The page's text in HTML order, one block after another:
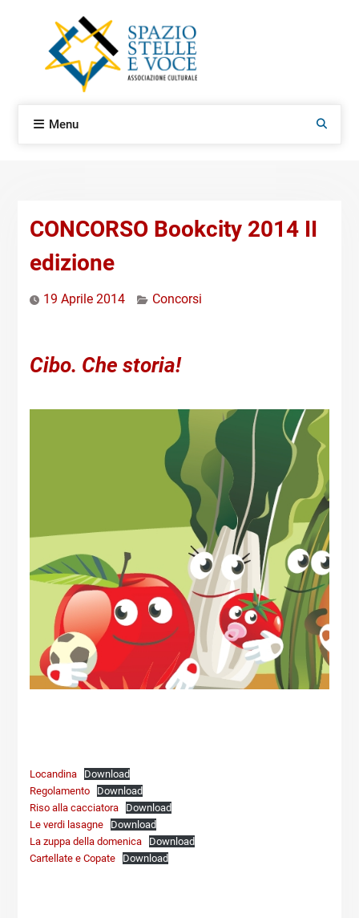
Menu Search
CONCORSO Bookcity 2014 II
edizione
19 Aprile 2014 Concorsi
Cibo. Che storia!
Locandina
Download
Regolamento
Download
Riso alla cacciatora
Download
Le verdi lasagne
Download
La zuppa della domenica
Download
Cartellate e Copate
Download